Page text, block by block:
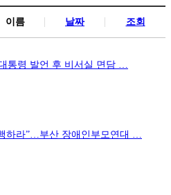
이름 날짜 조회
통령 발언 후 비서실 면담 …
하라”…부산 장애인부모연대 …